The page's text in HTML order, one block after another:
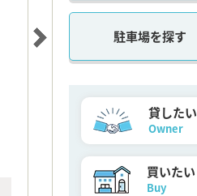
駐車場を探す
貸したい
Owner
買いたい
Buy